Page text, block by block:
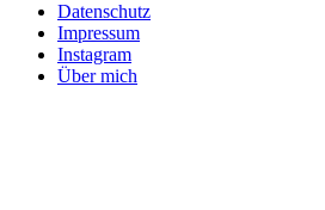
Datenschutz
Impressum
Instagram
Über mich